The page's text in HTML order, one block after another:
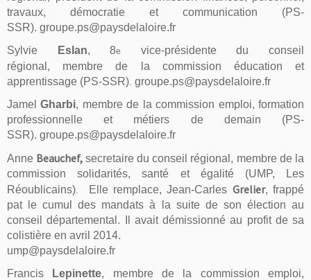
travaux, démocratie et communication (PS-
SSR). groupe.ps@paysdelaloire.fr
Sylvie
Eslan, 8e
vice-présidente du conseil
régional,
membre de la commission éducation et
apprentissage (PS-SSR) groupe.ps@paysdelaloire.fr
JamelGharbi, membre de la commission emploi, formation
professionnelle et métiers de demain (PS-
SSR). groupe.ps@paysdelaloire.fr
Anne Beauchef, secretaire du conseil régional, membre de la
commission solidarités, santé et égalité(UMP, Les
Réoublicains)
Elle remplace, Jean-Carles Grelier, frappé
pat le cumul des mandats à la suite de son élection au
conseil départemental. Il avait démissionnéau profit de sa
colistière en avril 2014.
ump@paysdelaloire.fr
Francis
Lepinette, membre de la commission emploi,